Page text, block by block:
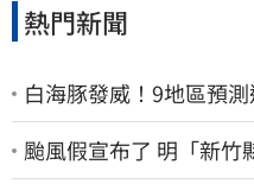
熱門新聞
白海豚發威！9地區預
颱風假宣布了 明「新竹